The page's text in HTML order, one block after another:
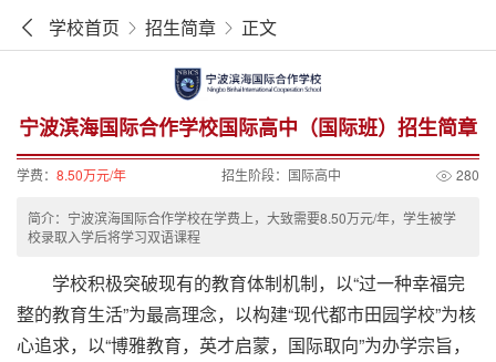
学校首页 招生简章 正文
宁波滨海国际合作学校国际高中（国际班）招生简章
学费： 8.50万元/年 招生阶段： 国际高中 280
简介：宁波滨海国际合作学校在学费上，大致需要8.50万元/年，学生被学
校录取入学后将学习双语课程
学校积极突破现有的教育体制机制，以“过一种幸福完
整的教育生活”为最高理念，以构建“现代都市田园学校”为核
心追求，以“博雅教育，英才启蒙，国际取向”为办学宗旨，